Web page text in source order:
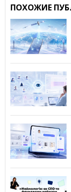
ПОХОЖИЕ